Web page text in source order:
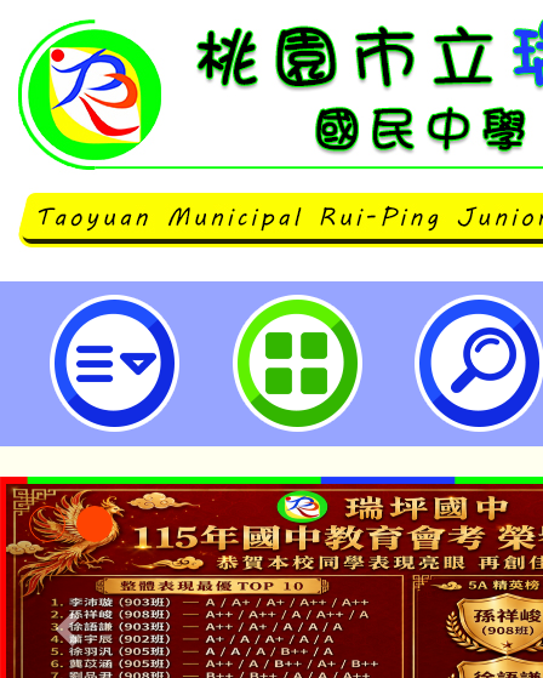
公告本校114學年度第1學期第
支援工作人員甄選簡章（1次公告
市立瑞坪國民中學